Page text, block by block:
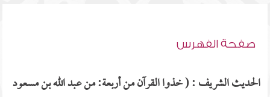
صفحة الفهرس
الحديث الشريف : ( خذوا القرآن من أربعة: من عبد الله بن مسعود